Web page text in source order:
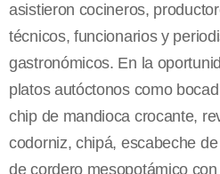
asistieron cocineros,
técnicos, funcionarios y
gastronómicos. En la
platos autóctonos como
chip de mandioca crocante,
codorniz, chipá, escabeche
de cordero mesopotámico